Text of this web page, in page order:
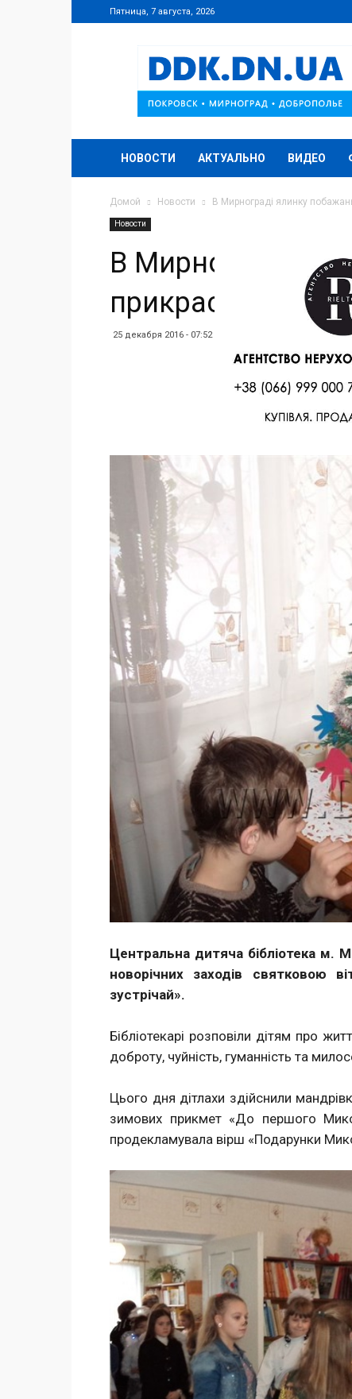
Пятница, 7 августа, 2026
DDK.DN.UA
НОВОСТИ АКТУАЛЬНО ВИДЕО
Домой Новости В Мирнограді ялинку
Новости
В Мирнограді
прикрасили
25 декабря 2016 - 07:52
Центральна дитяча бібліотека м.
новорічних заходів святковою
зустрічай».
Бібліотекарі розповіли дітям про
доброту, чуйність, гуманність та
Цього дня дітлахи здійснили
зимових прикмет «До першого
продекламувала вірш «Подарунки